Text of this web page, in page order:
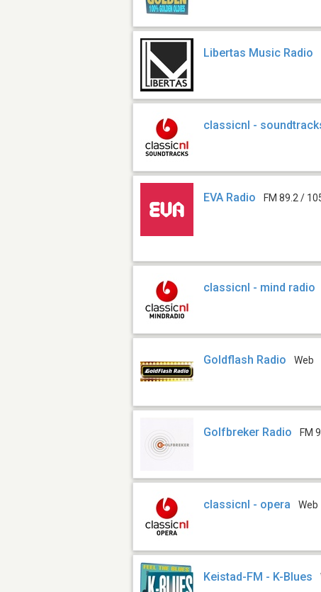
Libertas Music Radio
classicnl -
EVA Radio FM 89.2 /
classicnl - mind radio
Goldflash Radio Web
Golfbreker Radio FM
classicnl - opera Web
Keistad-FM - K-Blues